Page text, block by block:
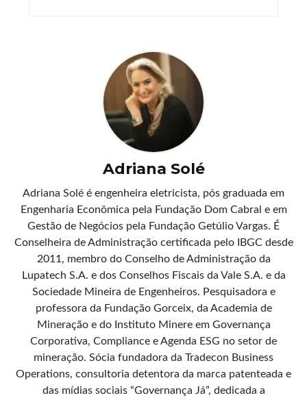
Adriana Solé
Adriana Solé é engenheira eletricista, pós graduada em
Engenharia Econômica pela Fundação Dom Cabral e em
Gestão de Negócios pela Fundação Getúlio Vargas. É
Conselheira de Administração certificada pelo IBGC desde
2011, membro do Conselho de Administração da
Lupatech S.A. e dos Conselhos Fiscais da Vale S.A. e da
Sociedade Mineira de Engenheiros. Pesquisadora e
professora da Fundação Gorceix, da Academia de
Mineração e do Instituto Minere em Governança
Corporativa, Compliance e Agenda ESG no setor de
mineração. Sócia fundadora da Tradecon Business
Operations, consultoria detentora da marca patenteada e
das mídias sociais “Governança Já”, dedicada a